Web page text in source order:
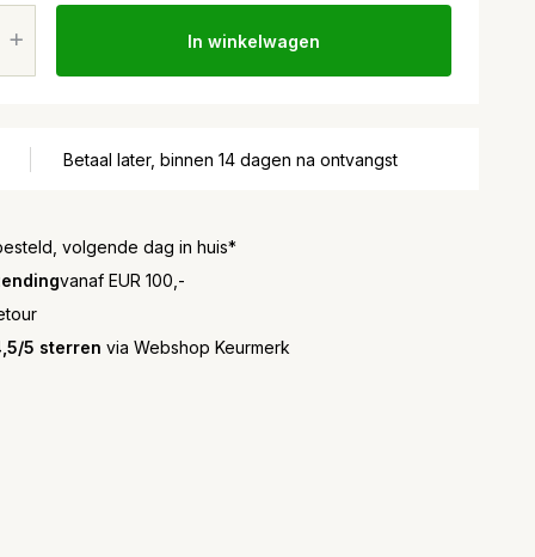
In winkelwagen
Betaal later, binnen 14 dagen na ontvangst
volgende dag in huis*
vanaf EUR 100,-
5 sterren via Webshop Keurmerk